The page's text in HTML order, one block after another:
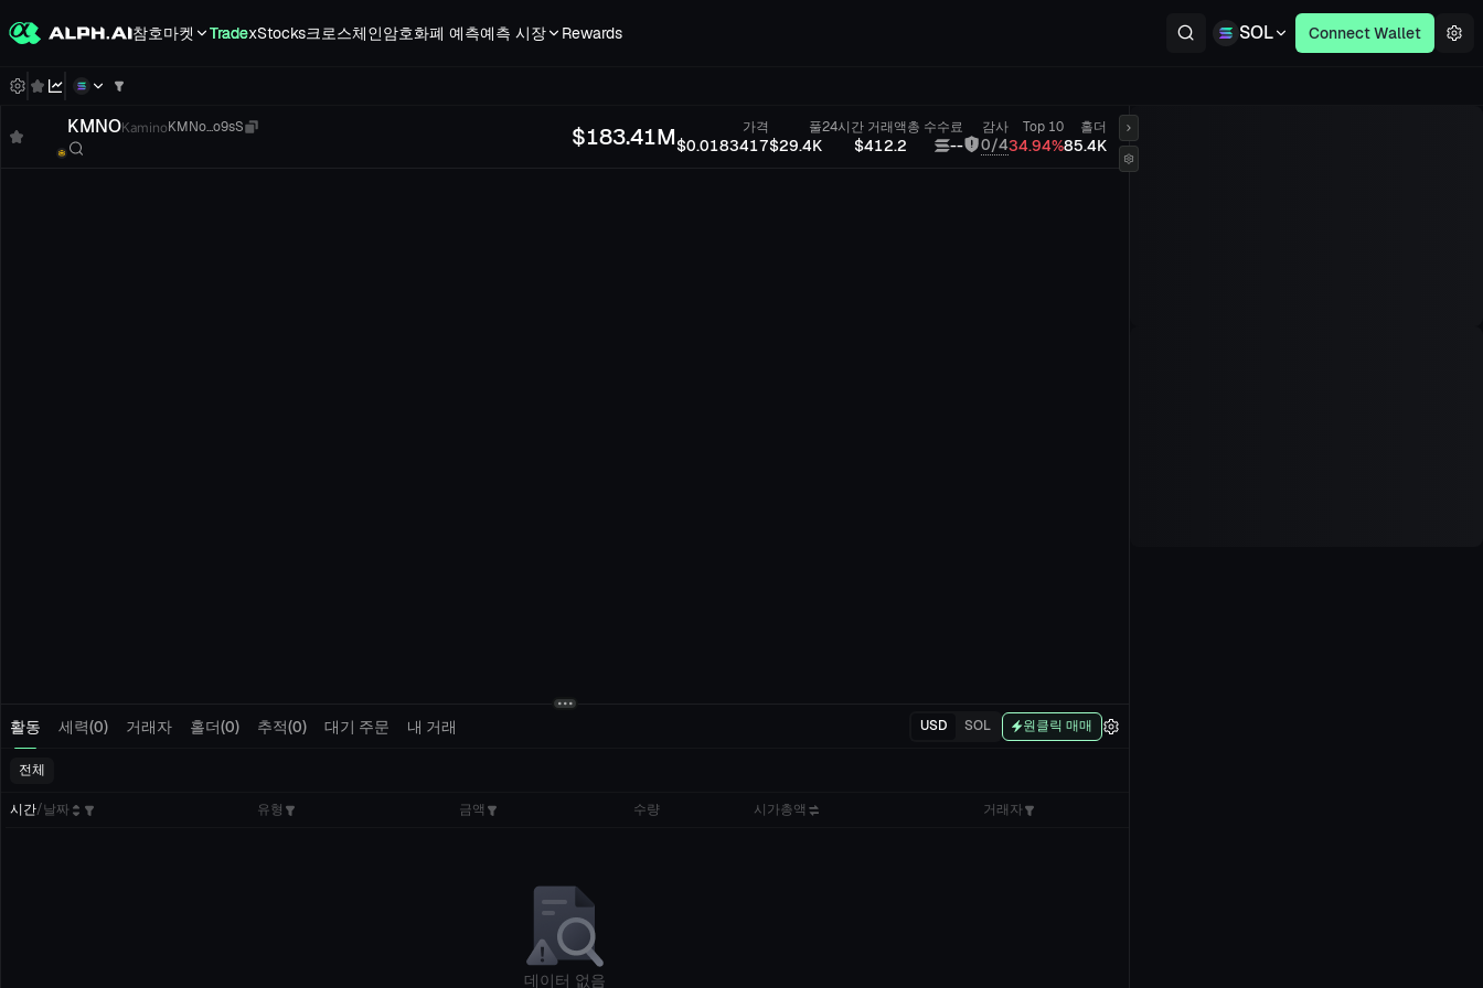
참호마켓 TradexStocks크로스체인암호화폐 예측예측 시장 Rewards SOL Connect Wallet
KMNOKaminoKMNo...o9sS $183.41M 가격
$0.0183417
풀
$29.4K
24시간 거래액
$412.2
총 수수료
--
감사
0/4
Top 10
34.94%
홀더
85.4K
활동 세력(0) 거래자 홀더(0) 추적(0) 대기 주문 내 거래 USD SOL 원클릭 매매
전체
시간/날짜 유형 금액 수량 시가총액 거래자
데이터 없음